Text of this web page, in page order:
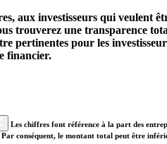
aux investisseurs qui veulent
trouverez une transparence
pertinentes pour les
financier.
Les chiffres font référence à la part des
conséquent, le montant total peut être